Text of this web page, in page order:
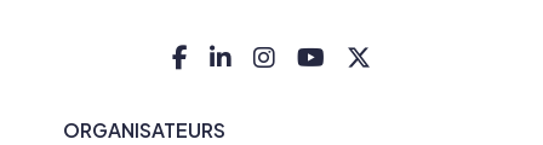
ORGANISATEURS